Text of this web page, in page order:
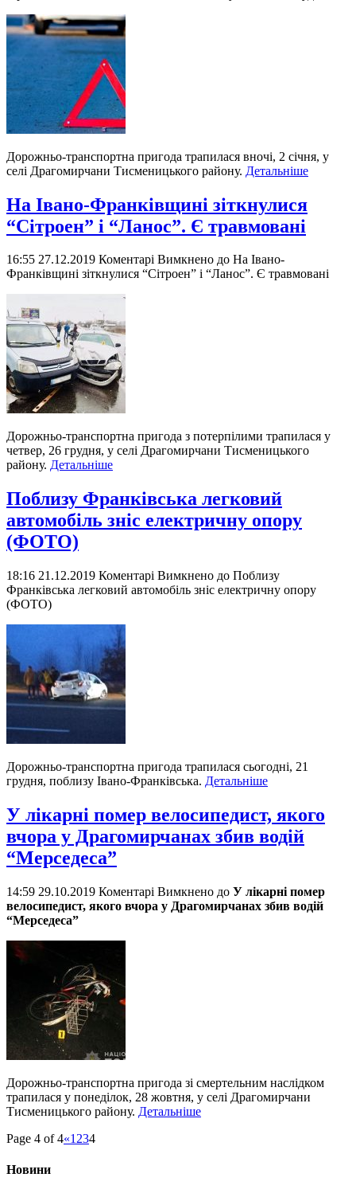
Дорожньо-транспортна пригода трапилася вночі, 2 січня, у
селі Драгомирчани Тисменицького району. Детальніше
На Івано-Франківщині зіткнулися
“Сітроен” і “Ланос”. Є травмовані
16:55 27.12.2019 Коментарі Вимкнено до На Івано-
Франківщині зіткнулися “Сітроен” і “Ланос”. Є травмовані
Дорожньо-транспортна пригода з потерпілими трапилася у
четвер, 26 грудня, у селі Драгомирчани Тисменицького
району. Детальніше
Поблизу Франківська легковий
автомобіль зніс електричну опору
(ФОТО)
18:16 21.12.2019 Коментарі Вимкнено до Поблизу
Франківська легковий автомобіль зніс електричну опору
(ФОТО)
Дорожньо-транспортна пригода трапилася сьогодні, 21
грудня, поблизу Івано-Франківська. Детальніше
У лікарні помер велосипедист, якого
вчора у Драгомирчанах збив водій
“Мерседеса”
14:59 29.10.2019 Коментарі Вимкнено до У лікарні помер
велосипедист, якого вчора у Драгомирчанах збив водій
“Мерседеса”
Дорожньо-транспортна пригода зі смертельним наслідком
трапилася у понеділок, 28 жовтня, у селі Драгомирчани
Тисменицького району. Детальніше
Page 4 of 4«1 234
Новини